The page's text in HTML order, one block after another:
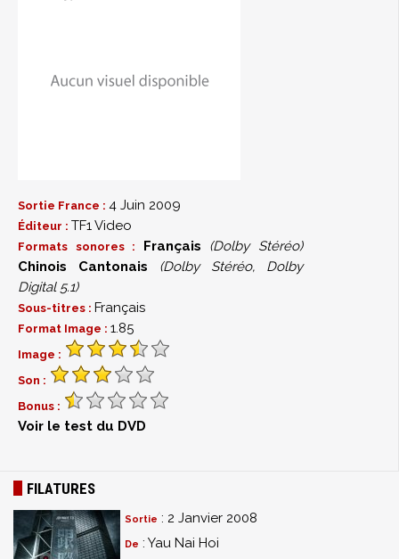
Sortie France : 4 Juin 2009
Éditeur : TF1 Video
Formats sonores : Français
(Dolby Stéréo)
Chinois Cantonais
(Dolby Stéréo, Dolby
Digital 5.1)
Sous-titres : Français
Format Image : 1.85
Image :
Son :
Bonus :
Voir le test du DVD
FILATURES
Sortie : 2 Janvier 2008
De : Yau Nai Hoi